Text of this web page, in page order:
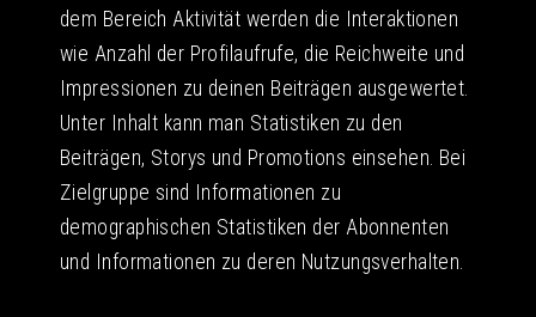
dem Bereich Aktivität werden die Interaktionen
wie Anzahl der Profilaufrufe, die Reichweite und
Impressionen zu deinen Beiträgen ausgewertet.
Unter Inhalt kann man Statistiken zu den
Beiträgen, Storys und Promotions einsehen. Bei
Zielgruppe sind Informationen zu
demographischen Statistiken der Abonnenten
und Informationen zu deren Nutzungsverhalten.